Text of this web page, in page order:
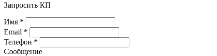
Запросить КП
Имя *
Email *
Телефон *
Сообщение